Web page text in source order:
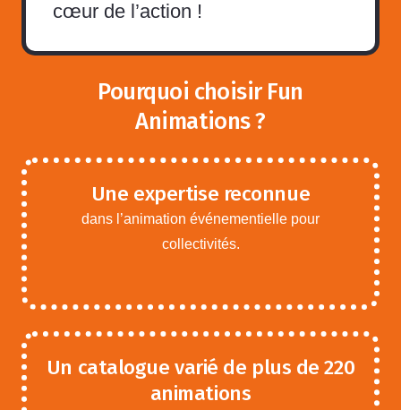
cœur de l’action !
Pourquoi choisir Fun
Animations ?
Une expertise reconnue
dans l’animation événementielle pour
collectivités.
Un catalogue varié de plus de 220
animations